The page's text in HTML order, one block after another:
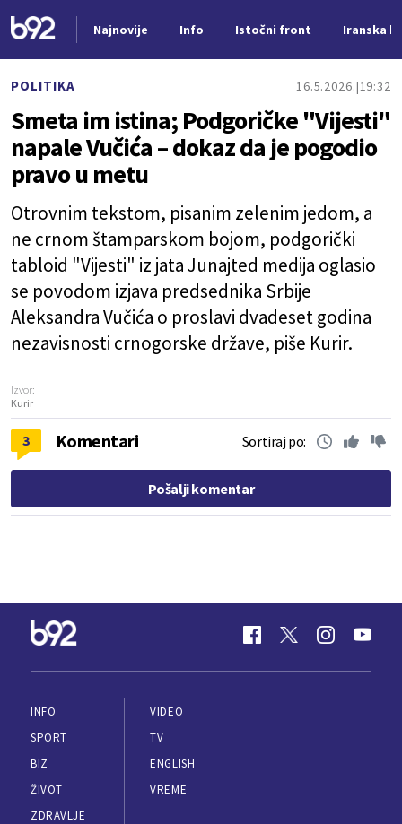
Najnovije Info Istočni front Iranska
POLITIKA 16.5.2026. 19:32
Smeta im istina; Podgoričke "Vijesti"
napale Vučića – dokaz da je pogodio
pravo u metu
Otrovnim tekstom, pisanim zelenim jedom, a
ne crnom štamparskom bojom, podgorički
tabloid "Vijesti" iz jata Junajted medija oglasio
se povodom izjava predsednika Srbije
Aleksandra Vučića o proslavi dvadeset godina
nezavisnosti crnogorske države, piše Kurir.
Izvor:
Kurir
3 Komentari Sortiraj po:
Pošalji komentar
INFO
SPORT
BIZ
ŽIVOT
ZDRAVLJE
VIDEO
TV
ENGLISH
VREME